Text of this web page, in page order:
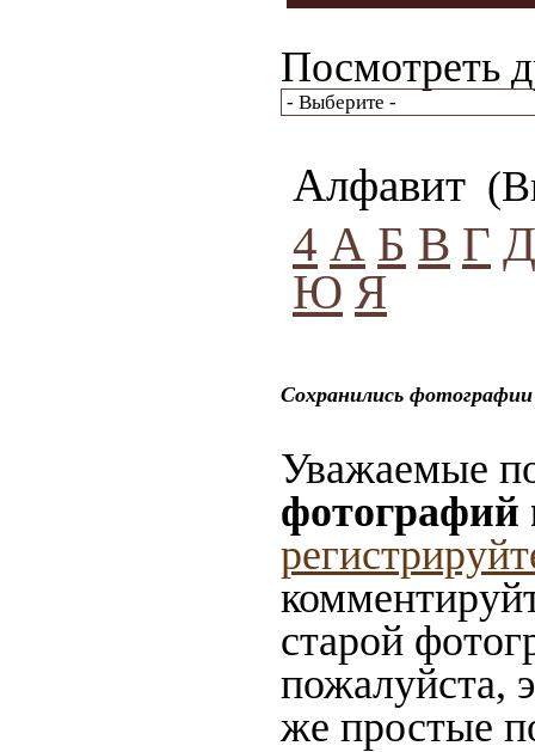
Посмотреть
Алфавит
4 А Б В Г Д
Ю Я
Сохранились
Уважаемые
фотографий
старой
пожалуйста,
же простые